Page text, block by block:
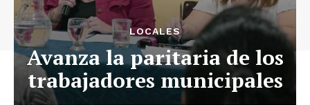
LOCALES
Avanza la paritaria de los
trabajadores municipales